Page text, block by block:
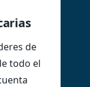
de
todo el